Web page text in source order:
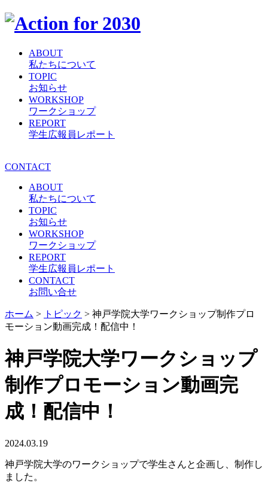
ABOUT
私たちについて
TOPIC
お知らせ
WORKSHOP
ワークショップ
REPORT
学生広報員レポート
CONTACT
ABOUT
私たちについて
TOPIC
お知らせ
WORKSHOP
ワークショップ
REPORT
学生広報員レポート
CONTACT
お問い合せ
ホーム > トピック > 神戸学院大学ワークショップ制作プロ
モーション動画完成！配信中！
神戸学院大学ワークショップ
制作プロモーション動画完
成！配信中！
2024.03.19
神戸学院大学のワークショップで学生さんと企画し、制作し
ました。